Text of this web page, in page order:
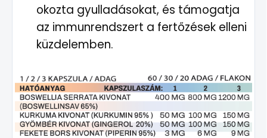
okozta gyulladásokat, és támogatja
az immunrendszert a fertőzések elleni
küzdelemben.